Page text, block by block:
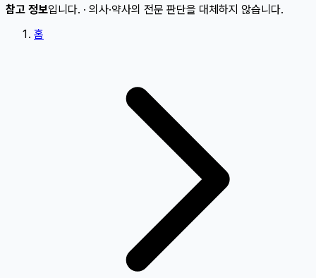
참고 정보입니다. · 의사·약사의 전문 판단을 대체하지 않습니다.
홈